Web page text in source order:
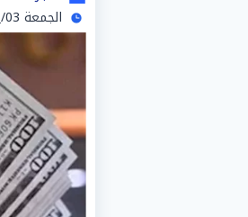
الجمعة 03/يوليو/2026 - 01:22 ص